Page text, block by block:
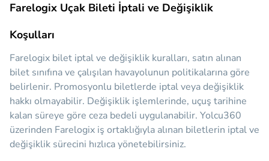
Farelogix Uçak Bileti İptali ve Değişiklik
Koşulları
Farelogix bilet iptal ve değişiklik kuralları, satın alınan
bilet sınıfına ve çalışılan havayolunun politikalarına göre
belirlenir. Promosyonlu biletlerde iptal veya değişiklik
hakkı olmayabilir. Değişiklik işlemlerinde, uçuş tarihine
kalan süreye göre ceza bedeli uygulanabilir. Yolcu360
üzerinden Farelogix iş ortaklığıyla alınan biletlerin iptal ve
değişiklik sürecini hızlıca yönetebilirsiniz.